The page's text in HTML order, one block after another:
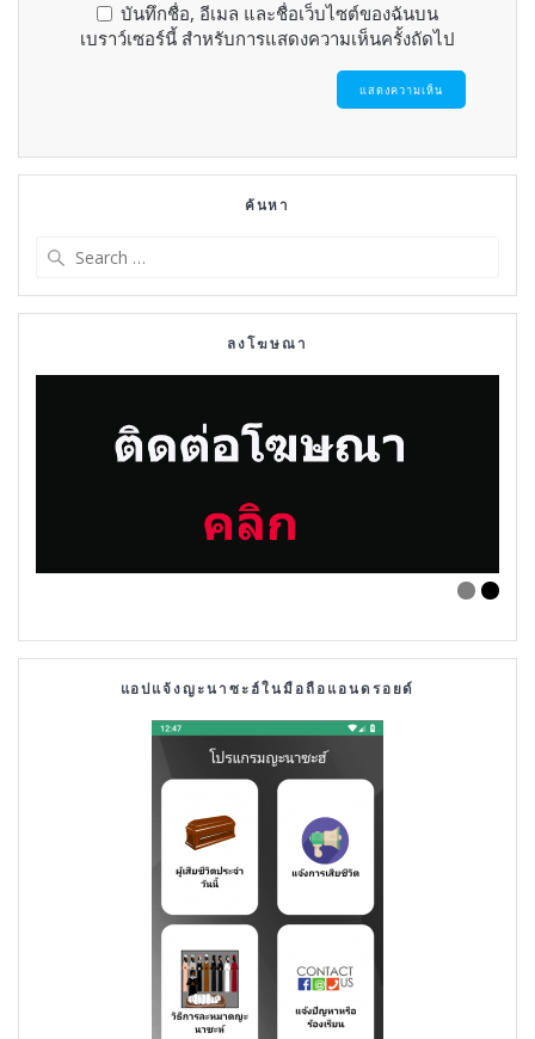
บันทึกชื่อ, อีเมล และชื่อเว็บไซต์ของฉันบน
เบราว์เซอร์นี้ สำหรับการแสดงความเห็นครั้งถัดไป
ค้นหา
ลงโฆษณา
แอปแจ้งญะนาซะฮ์ในมือถือแอนดรอยด์